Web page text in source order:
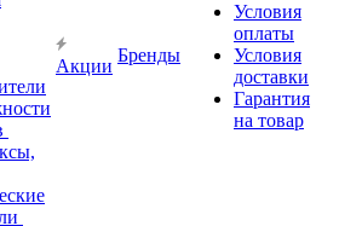
Акции
Бренды
Условия
оплаты
Условия
доставки
Гарантия
на товар